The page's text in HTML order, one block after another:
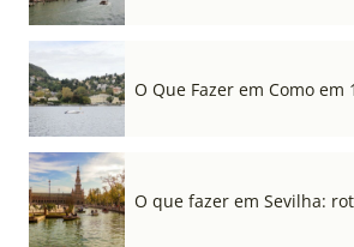
O Que Fazer em Como
O que fazer em Sevilha: